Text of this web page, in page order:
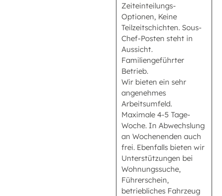
Zeiteinteilungs-
Optionen, Keine
Teilzeitschichten. Sous-
Chef-Posten steht in
Aussicht.
Familiengeführter
Betrieb.
Wir bieten ein sehr
angenehmes
Arbeitsumfeld.
Maximale 4-5 Tage-
Woche. In Abwechslung
an Wochenenden auch
frei. Ebenfalls bieten wir
Unterstützungen bei
Wohnungssuche,
Führerschein,
betriebliches Fahrzeug